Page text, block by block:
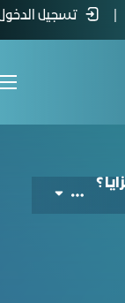
مزايا ؟
تسجيل
؟